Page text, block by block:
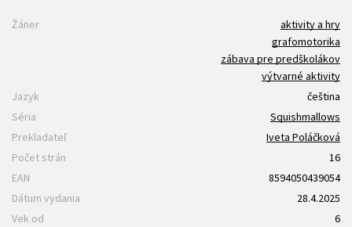
Žáner
aktivity a hry
grafomotorika
zábava pre predškolákov
výtvarné aktivity
Jazyk
čeština
Séria
Squishmallows
Prekladateľ
Iveta Poláčková
Počet strán
16
EAN
8594050439054
Dátum vydania
28.4.2025
Vek od
6